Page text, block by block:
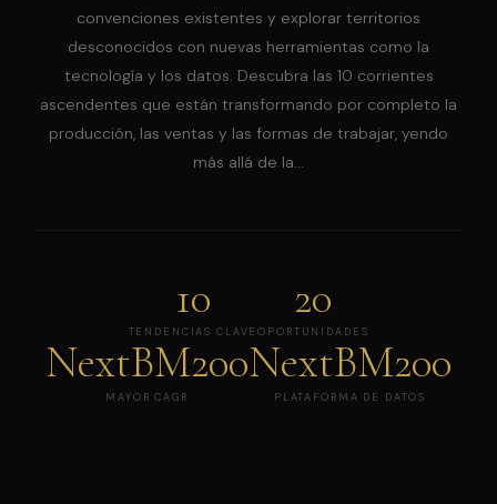
convenciones existentes y explorar territorios
desconocidos con nuevas herramientas como la
tecnología y los datos. Descubra las 10 corrientes
ascendentes que están transformando por completo la
producción, las ventas y las formas de trabajar, yendo
más allá de la...
10
TENDENCIAS CLAVE
20
OPORTUNIDADES
NextBM200
MAYOR CAGR
NextBM200
PLATAFORMA DE DATOS